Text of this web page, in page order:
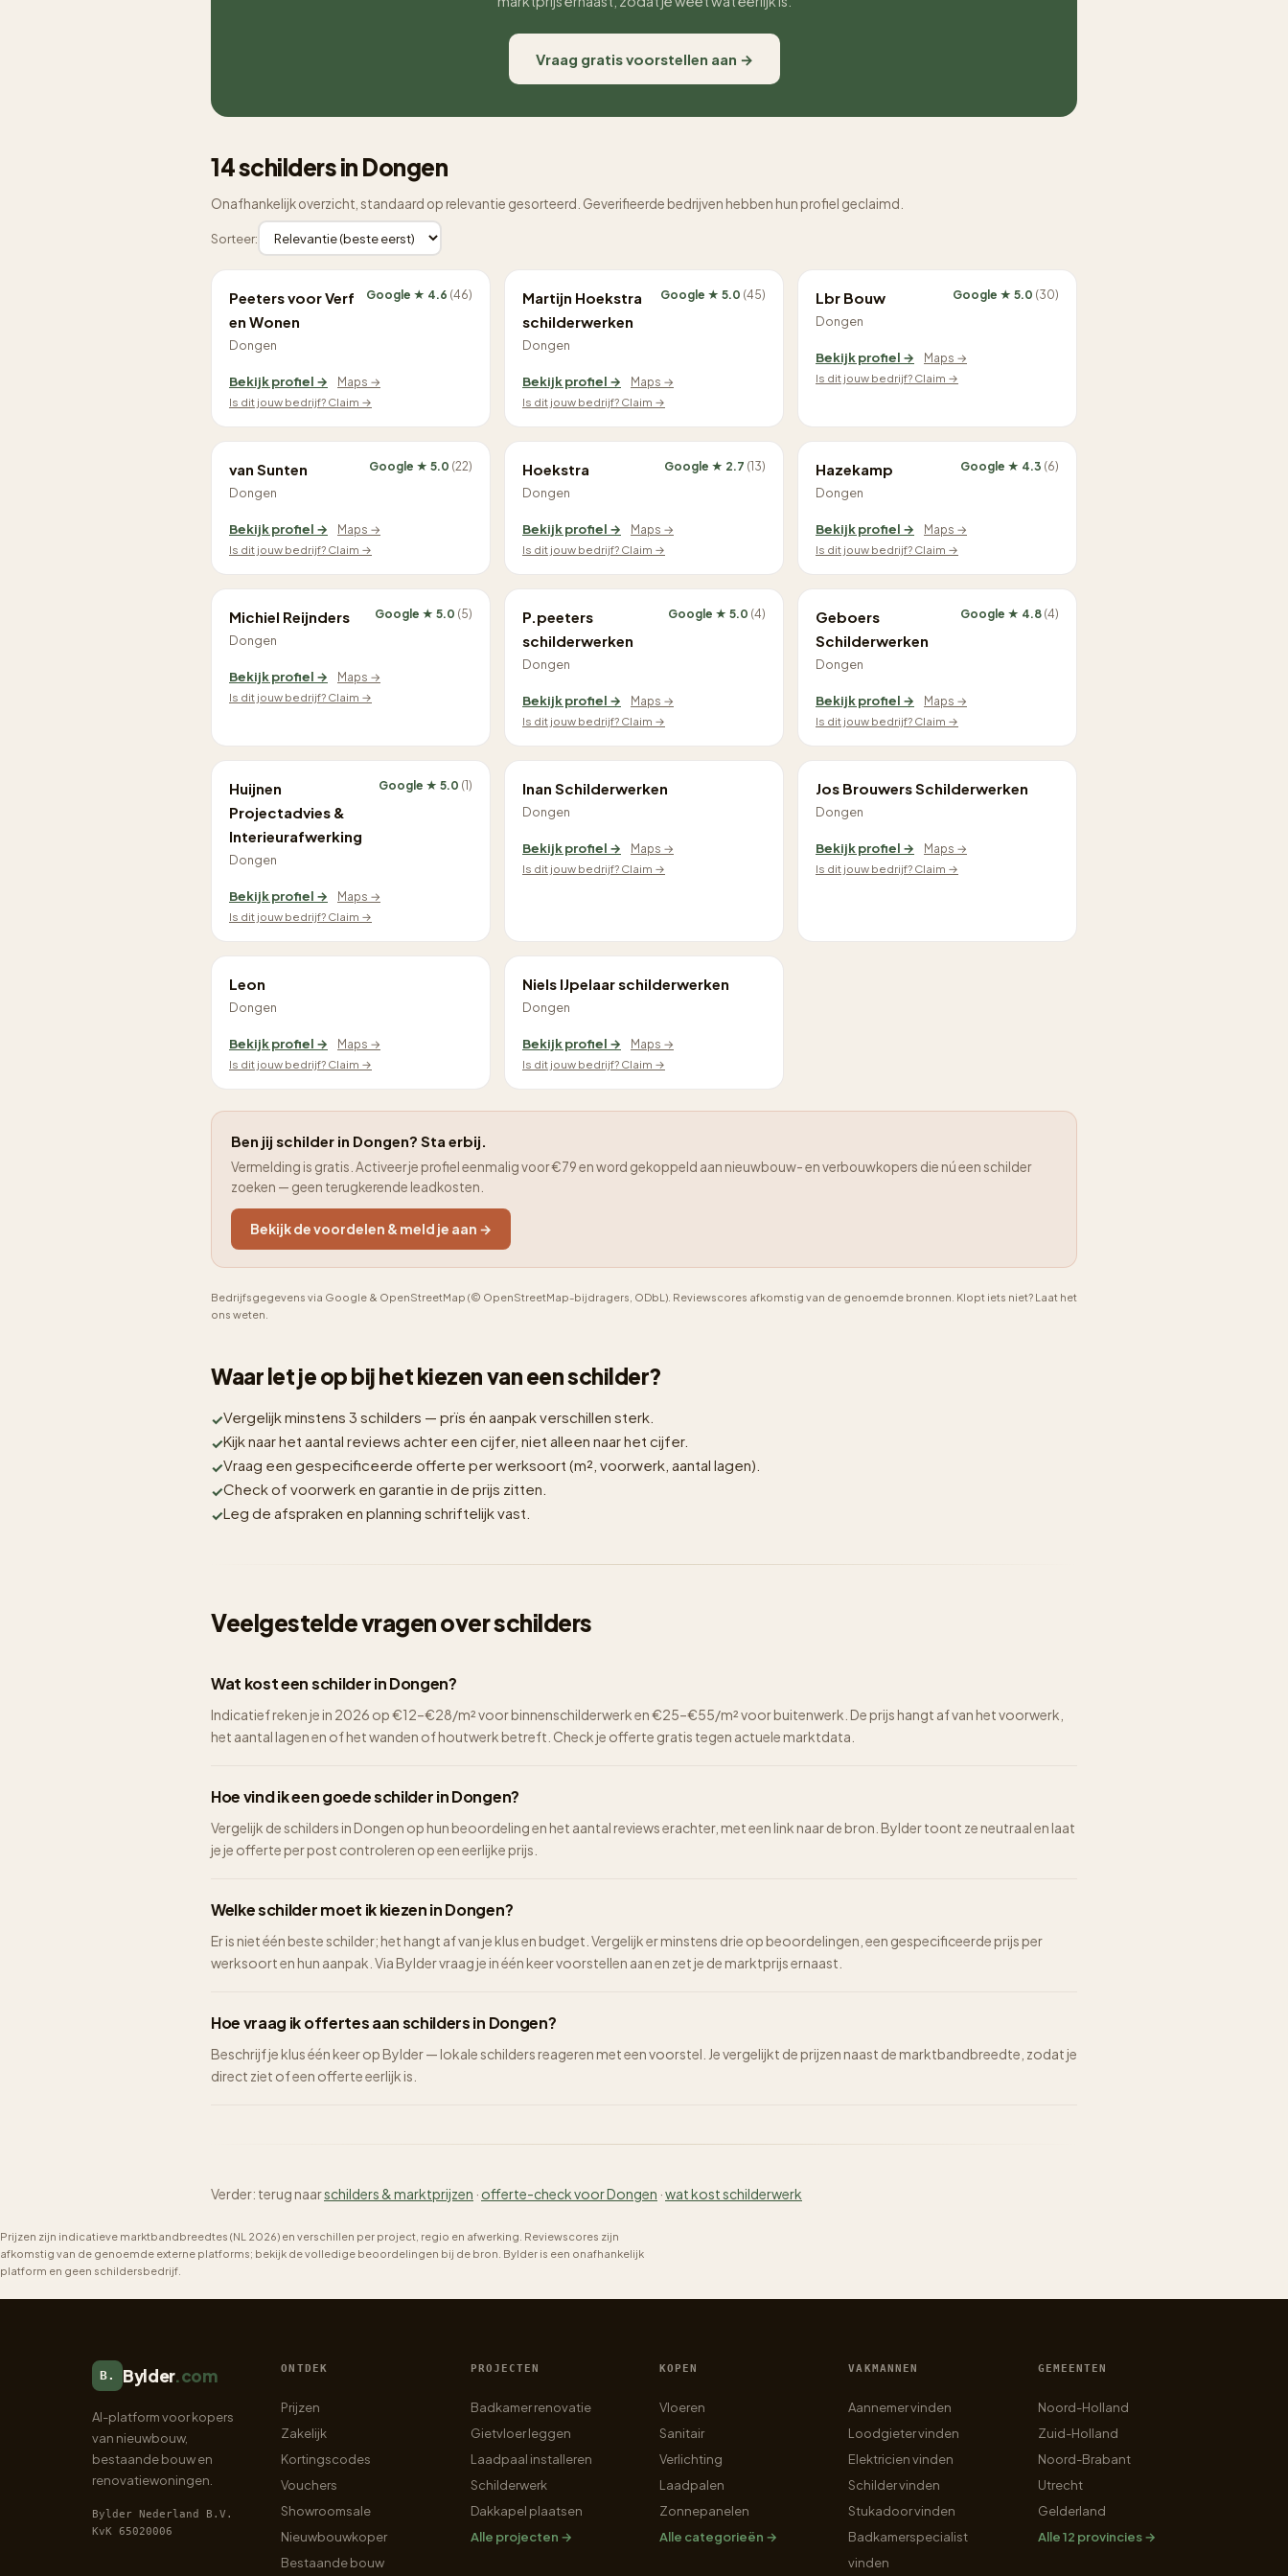
Vraag gratis voorstellen aan →
14 schilders in Dongen
Onafhankelijk overzicht, standaard op relevantie gesorteerd. Geverifieerde bedrijven hebben hun profiel geclaimd.
Sorteer:
Peeters voor Verf
en Wonen
Dongen
Google ★ 4.6 (46)
Bekijk profiel →
Maps →
Is dit jouw bedrijf? Claim →
Martijn Hoekstra
schilderwerken
Dongen
Google ★ 5.0 (45)
Bekijk profiel →
Maps →
Is dit jouw bedrijf? Claim →
Lbr Bouw
Dongen
Google ★ 5.0 (30)
Bekijk profiel →
Maps →
Is dit jouw bedrijf? Claim →
van Sunten
Dongen
Google ★ 5.0 (22)
Bekijk profiel →
Maps →
Is dit jouw bedrijf? Claim →
Hoekstra
Dongen
Google ★ 2.7 (13)
Bekijk profiel →
Maps →
Is dit jouw bedrijf? Claim →
Hazekamp
Dongen
Google ★ 4.3 (6)
Bekijk profiel →
Maps →
Is dit jouw bedrijf? Claim →
Michiel Reijnders
Dongen
Google ★ 5.0 (5)
Bekijk profiel →
Maps →
Is dit jouw bedrijf? Claim →
P.peeters
schilderwerken
Dongen
Google ★ 5.0 (4)
Bekijk profiel →
Maps →
Is dit jouw bedrijf? Claim →
Geboers
Schilderwerken
Dongen
Google ★ 4.8 (4)
Bekijk profiel →
Maps →
Is dit jouw bedrijf? Claim →
Huijnen
Projectadvies &
Interieurafwerking
Dongen
Google ★ 5.0 (1)
Bekijk profiel →
Maps →
Is dit jouw bedrijf? Claim →
Inan Schilderwerken
Dongen
Bekijk profiel →
Maps →
Is dit jouw bedrijf? Claim →
Jos Brouwers Schilderwerken
Dongen
Bekijk profiel →
Maps →
Is dit jouw bedrijf? Claim →
Leon
Dongen
Bekijk profiel →
Maps →
Is dit jouw bedrijf? Claim →
Niels IJpelaar schilderwerken
Dongen
Bekijk profiel →
Maps →
Is dit jouw bedrijf? Claim →
Ben jij schilder in Dongen? Sta erbij.
Vermelding is gratis. Activeer je profiel eenmalig voor €79 en word gekoppeld aan nieuwbouw- en verbouwkopers die nú een schilder
zoeken — geen terugkerende leadkosten.
Bekijk de voordelen & meld je aan →
Bedrijfsgegevens via Google & OpenStreetMap (© OpenStreetMap-bijdragers, ODbL). Reviewscores afkomstig van de genoemde bronnen. Klopt iets niet? Laat het
ons weten.
Waar let je op bij het kiezen van een schilder?
Vergelijk minstens 3 schilders — prïs én aanpak verschillen sterk.
Kijk naar het aantal reviews achter een cijfer, niet alleen naar het cijfer.
Vraag een gespecificeerde offerte per werksoort (m², voorwerk, aantal lagen).
Check of voorwerk en garantie in de prijs zitten.
Leg de afspraken en planning schriftelijk vast.
Veelgestelde vragen over schilders
Wat kost een schilder in Dongen?
Indicatief reken je in 2026 op €12–€28/m² voor binnenschilderwerk en €25–€55/m² voor buitenwerk. De prijs hangt af van het voorwerk,
het aantal lagen en of het wanden of houtwerk betreft. Check je offerte gratis tegen actuele marktdata.
Hoe vind ik een goede schilder in Dongen?
Vergelijk de schilders in Dongen op hun beoordeling en het aantal reviews erachter, met een link naar de bron. Bylder toont ze neutraal en laat
je je offerte per post controleren op een eerlijke prijs.
Welke schilder moet ik kiezen in Dongen?
Er is niet één beste schilder; het hangt af van je klus en budget. Vergelijk er minstens drie op beoordelingen, een gespecificeerde prijs per
werksoort en hun aanpak. Via Bylder vraag je in één keer voorstellen aan en zet je de marktprijs ernaast.
Hoe vraag ik offertes aan schilders in Dongen?
Beschrijf je klus één keer op Bylder — lokale schilders reageren met een voorstel. Je vergelijkt de prijzen naast de marktbandbreedte, zodat je
direct ziet of een offerte eerlijk is.
Verder: terug naarschilders & marktprijzen · offerte-check voor Dongen ·wat kost schilderwerk
Prijzen zijn indicatieve marktbandbreedtes (NL 2026) en verschillen per project, regio en afwerking. Reviewscores zijn
afkomstig van de genoemde externe platforms; bekijk de volledige beoordelingen bij de bron. Bylder is een onafhankelijk
platform en geen schildersbedrijf.
B. Bylder.com
AI-platform voor kopers
van nieuwbouw,
bestaande bouw en
renovatiewoningen.
Bylder Nederland B.V.
KvK 65020006
ONTDEK
Prijzen
Zakelijk
Kortingscodes
Vouchers
Showroomsale
Nieuwbouwkoper
Bestaande bouw
PROJECTEN
Badkamer renovatie
Gietvloer leggen
Laadpaal installeren
Schilderwerk
Dakkapel plaatsen
Alle projecten →
KOPEN
Vloeren
Sanitair
Verlichting
Laadpalen
Zonnepanelen
Alle categorieën →
VAKMANNEN
Aannemer vinden
Loodgieter vinden
Elektricien vinden
Schilder vinden
Stukadoor vinden
Badkamerspecialist
vinden
GEMEENTEN
Noord-Holland
Zuid-Holland
Noord-Brabant
Utrecht
Gelderland
Alle 12 provincies →